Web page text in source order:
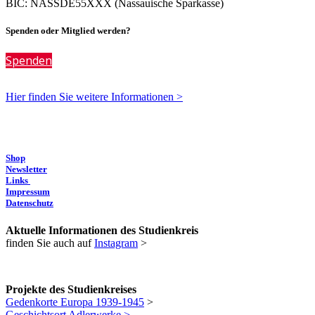
BIC: NASSDE55XXX (Nassauische Sparkasse)
Spenden oder Mitglied werden?
Spenden
Hier finden Sie weitere Informationen >
Shop
Newsletter
Links
Impressum
Datenschutz
Aktuelle Informationen des Studienkreis
finden Sie auch aufInstagram >
Projekte des Studienkreises
Gedenkorte Europa 1939-1945 >